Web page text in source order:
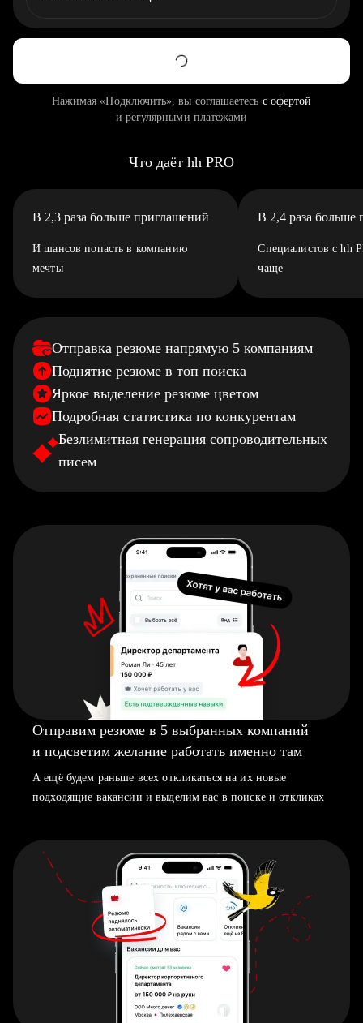
Нажимая «Подключить», вы соглашаетесь с офертой
и регулярными платежами
Что даёт hh PRO
В 2,3 раза больше приглашений
И шансов попасть в компанию
мечты
В 2,4 раза больше
Специалистов с hh
чаще
Отправка резюме напрямую 5 компаниям
Поднятие резюме в топ поиска
Яркое выделение резюме цветом
Подробная статистика по конкурентам
Безлимитная генерация сопроводительных
писем
Отправим резюме в 5 выбранных компаний
и подсветим желание работать именно там
А ещё будем раньше всех откликаться на их новые
подходящие вакансии и выделим вас в поиске и откликах